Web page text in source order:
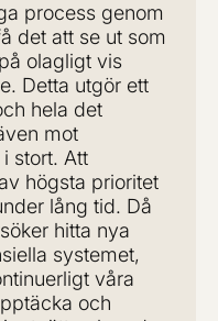
process genom
det att se ut som
olagligt vis
Detta utgör ett
hela det
mot
stort. Att
högsta prioritet
lång tid. Då
hitta nya
systemet,
våra
och